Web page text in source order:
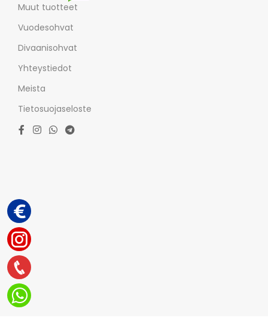
Muut tuotteet
Vuodesohvat
Divaanisohvat
Yhteystiedot
Meista
Tietosuojaseloste